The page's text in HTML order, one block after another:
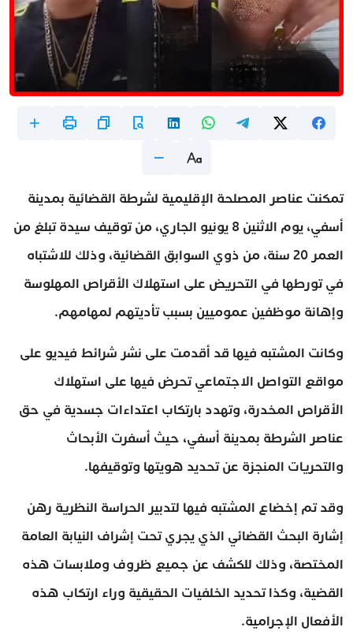
تمكنت عناصر المصلحة الإقليمية لشرطة القضائية بمدينة
أسفي، يوم الاثنين 8 يونيو الجاري، من توقيف سيدة تبلغ من
العمر 20 سنة، من ذوي السوابق القضائية، وذلك للاشتباه
في تورطها في التحريض على استهلاك الأقراص المهلوسة
وإهانة موظفين عموميين بسبب تأديتهم لمهامهم.
وكانت المشتبه فيها قد أقدمت على نشر شرائط فيديو على
مواقع التواصل الاجتماعي تحرض فيها على استهلاك
الأقراص المخدرة، وتهدد بارتكاب اعتداءات جسدية في حق
عناصر الشرطة بمدينة أسفي، حيث أسفرت الأبحاث
والتحريات المنجزة عن تحديد هويتها وتوقيفها.
وقد تم إخضاع المشتبه فيها لتدبير الحراسة النظرية رهن
إشارة البحث القضائي الذي يجري تحت إشراف النيابة العامة
المختصة، وذلك للكشف عن جميع ظروف وملابسات هذه
القضية، وكذا تحديد الخلفيات الحقيقية وراء ارتكاب هذه
الأفعال الإجرامية.